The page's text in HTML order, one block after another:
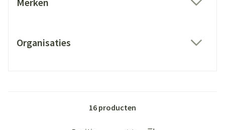
Organisaties
16 producten